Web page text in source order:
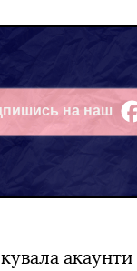
на наш
акаунти